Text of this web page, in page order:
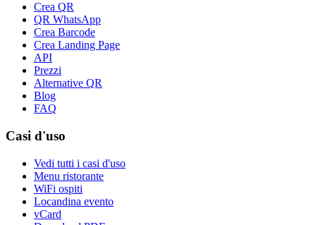
Crea QR
QR WhatsApp
Crea Barcode
Crea Landing Page
API
Prezzi
Alternative QR
Blog
FAQ
Casi d'uso
Vedi tutti i casi d'uso
Menu ristorante
WiFi ospiti
Locandina evento
vCard